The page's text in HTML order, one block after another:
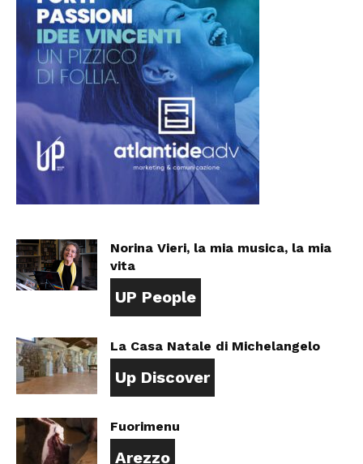
Norina Vieri, la mia musica, la mia
vita
UP People
La Casa Natale di Michelangelo
Up Discover
Fuorimenu
Arezzo